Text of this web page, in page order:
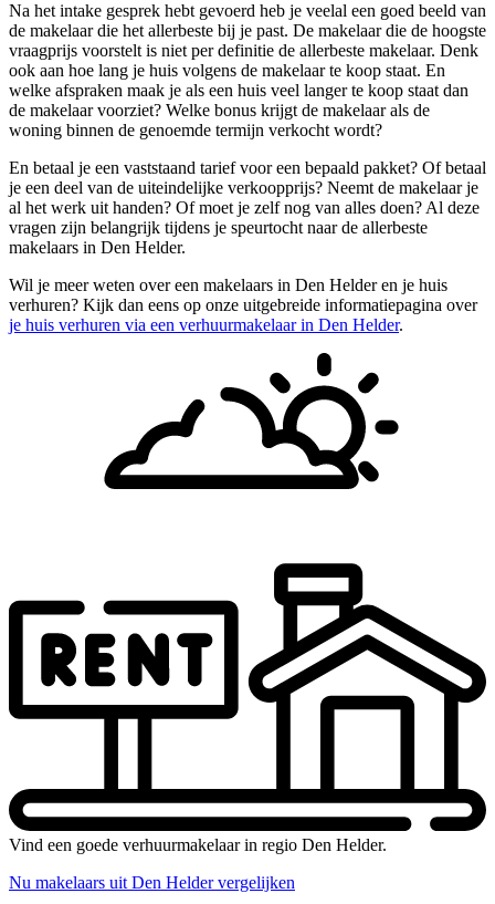
Na het intake gesprek hebt gevoerd heb je veelal een goed beeld van
de makelaar die het allerbeste bij je past. De makelaar die de hoogste
vraagprijs voorstelt is niet per definitie de allerbeste makelaar. Denk
ook aan hoe lang je huis volgens de makelaar te koop staat. En
welke afspraken maak je als een huis veel langer te koop staat dan
de makelaar voorziet? Welke bonus krijgt de makelaar als de
woning binnen de genoemde termijn verkocht wordt?
En betaal je een vaststaand tarief voor een bepaald pakket? Of betaal
je een deel van de uiteindelijke verkoopprijs? Neemt de makelaar je
al het werk uit handen? Of moet je zelf nog van alles doen? Al deze
vragen zijn belangrijk tijdens je speurtocht naar de allerbeste
makelaars in Den Helder.
Wil je meer weten over een makelaars in Den Helder en je huis
verhuren? Kijk dan eens op onze uitgebreide informatiepagina over
je huis verhuren via een verhuurmakelaar in Den Helder.
Vind een goede verhuurmakelaar in regio Den Helder.
Nu makelaars uit Den Helder vergelijken